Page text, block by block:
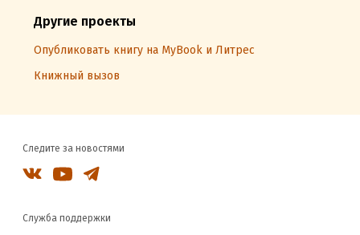
Другие проекты
Опубликовать книгу на MyBook и Литрес
Книжный вызов
Следите за новостями
Служба поддержки